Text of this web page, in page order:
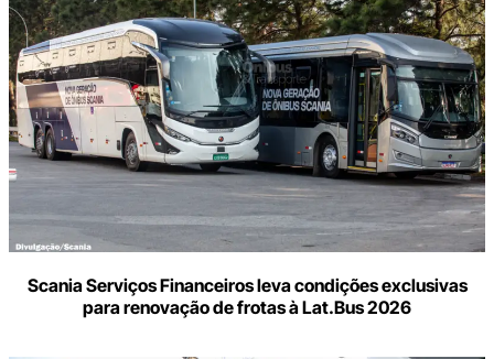
Scania Serviços Financeiros leva condições exclusivas
para renovação de frotas à Lat.Bus 2026